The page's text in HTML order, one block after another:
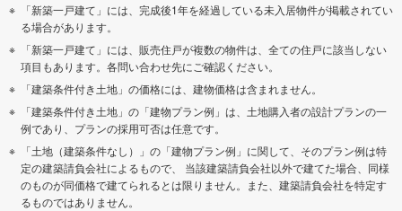
「新築一戸建て」には、完成後1年を経過している未入居物件が掲載されてい
る場合があります。
「新築一戸建て」には、販売住戸が複数の物件は、全ての住戸に該当しない
項目もあります。各問い合わせ先にご確認ください。
「建築条件付き土地」の価格には、建物価格は含まれません。
「建築条件付き土地」の「建物プラン例」は、土地購入者の設計プランの一
例であり、プランの採用可否は任意です。
「土地（建築条件なし）」の「建物プラン例」に関して、そのプラン例は特
定の建築請負会社によるもので、 当該建築請負会社以外で建てた場合、同様
のものが同価格で建てられるとは限りません。また、建築請負会社を特定す
るものではありません。